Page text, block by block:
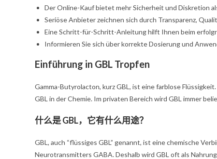
Der Online-Kauf bietet mehr Sicherheit und Diskretion
Seriöse Anbieter zeichnen sich durch Transparenz,
Eine Schritt-für-Schritt-Anleitung hilft Ihnen beim
Informieren Sie sich über korrekte Dosierung und
Einführung in GBL Tropfen
Gamma-Butyrolacton, kurz GBL, ist eine farblose
GBL in der Chemie. Im privaten Bereich wird GBL immer
什么是 GBL，它有什么用途？
GBL, auch “flüssiges GBL” genannt, ist eine chemische
Neurotransmitters GABA. Deshalb wird GBL oft als